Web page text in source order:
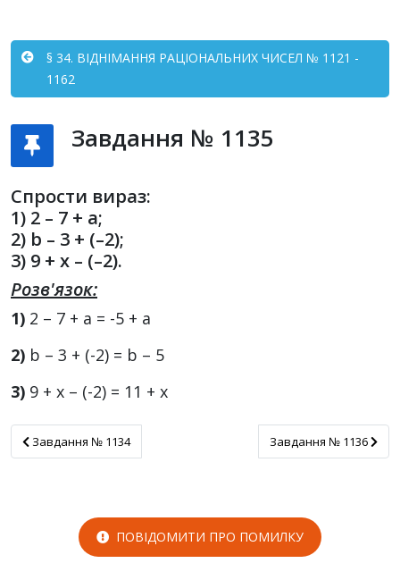
§ 34. ВІДНІМАННЯ РАЦІОНАЛЬНИХ ЧИСЕЛ № 1121 -
1162
Завдання № 1135
Спрости вираз:
1) 2 – 7 + a;
2) b – 3 + (–2);
3) 9 + x – (–2).
Розв'язок:
1) 2 – 7 + а = -5 + а
2) b – 3 + (-2) = b – 5
3) 9 + x – (-2) = 11 + x
Завдання № 1134
Завдання № 1134 Завдання № 1136
Завдання № 1136
ПОВІДОМИТИ ПРО ПОМИЛКУ